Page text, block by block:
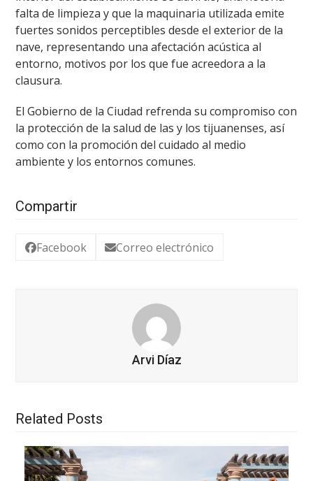
falta de limpieza y que la maquinaria utilizada emite
fuertes sonidos perceptibles desde el exterior de la
nave, representando una afectación acústica al
entorno, motivos por los que fue acreedora a la
clausura.
El Gobierno de la Ciudad refrenda su compromiso con
la protección de la salud de las y los tijuanenses, así
como con la promoción del cuidado al medio
ambiente y los entornos comunes.
Compartir
Facebook Correo electrónico
Arvi Díaz
Related Posts